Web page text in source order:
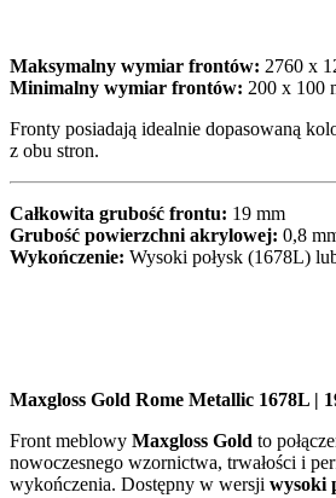
Maksymalny wymiar frontów: 2760 x
Minimalny wymiar frontów: 200 x 100
Fronty posiadają idealnie dopasowaną
z obu stron.
Całkowita grubość frontu: 19 mm
Grubość powierzchni akrylowej: 0,8
Wykończenie: Wysoki połysk (1678L)
Maxgloss Gold Rome Metallic 1678L |
Front meblowy Maxgloss Gold to
nowoczesnego wzornictwa, trwałości i
wykończenia. Dostępny w wersji wysoki